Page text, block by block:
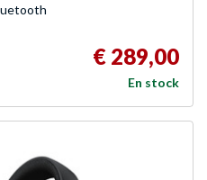
€ 289,00
En stock